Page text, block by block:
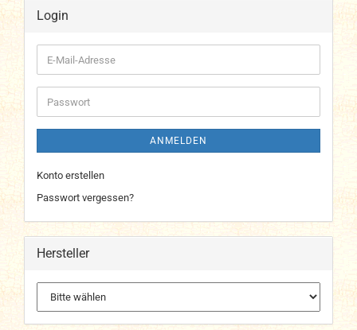
Login
E-
Mail-
Adresse
Passwort
ANMELDEN
Konto erstellen
Passwort vergessen?
Hersteller